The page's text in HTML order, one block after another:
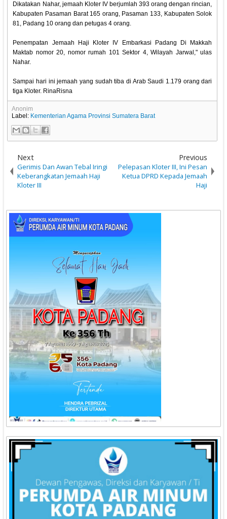
Dikatakan Nahar, jemaah Kloter IV berjumlah 393 orang dengan rincian,
Kabupaten Pasaman Barat 165 orang, Pasaman 133, Kabupaten Solok
81, Padang 10 orang dan petugas 4 orang.
Penempatan Jemaah Haji Kloter IV Embarkasi Padang Di Makkah
Maktab nomor 20, nomor rumah 101 Sektor 4, Wilayah Jarwal," ulas
Nahar.
Sampai hari ini jemaah yang sudah tiba di Arab Saudi 1.179 orang dari
tiga Kloter. RinaRisna
Anonim
Label: Kementerian Agama Provinsi Sumatera Barat
Next
Gerimis Dan Awan Tebal Iringi
Keberangkatan Jemaah Haji
Kloter III
Previous
Pelepasan Kloter III, Ini Pesan
Ketua DPRD Kepada Jemaah
Haji